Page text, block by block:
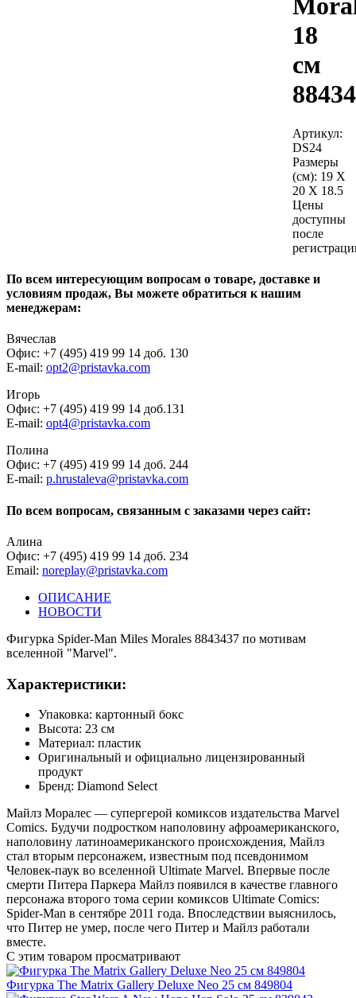
18
см
Артикул:
DS24
Размеры
(см): 19 X
20 X 18.5
Цены
доступны
после
По всем интересующим вопросам о товаре, доставке и
условиям продаж, Вы можете обратиться к нашим
менеджерам:
Вячеслав
Офис: +7 (495) 419 99 14 доб. 130
E-mail: opt2@pristavka.com
Игорь
Офис: +7 (495) 419 99 14 доб.131
E-mail: opt4@pristavka.com
Полина
Офис: +7 (495) 419 99 14 доб. 244
E-mail: p.hrustaleva@pristavka.com
По всем вопросам, связанным с заказами через сайт:
Алина
Офис: +7 (495) 419 99 14 доб. 234
Email: noreplay@pristavka.com
ОПИСАНИЕ
НОВОСТИ
Фигурка Spider-Man Miles Morales 8843437 по мотивам
вселенной "Marvel".
Характеристики:
Упаковка: картонный бокс
Высота: 23 см
Материал: пластик
Оригинальный и официально лицензированный
продукт
Бренд: Diamond Select
Майлз Моралес — супергерой комиксов издательства Marvel
Comics. Будучи подростком наполовину афроамериканского,
наполовину латиноамериканского происхождения, Майлз
стал вторым персонажем, известным под псевдонимом
Человек-паук во вселенной Ultimate Marvel. Впервые после
смерти Питера Паркера Майлз появился в качестве главного
персонажа второго тома серии комиксов Ultimate Comics:
Spider-Man в сентябре 2011 года. Впоследствии выяснилось,
что Питер не умер, после чего Питер и Майлз работали
вместе.
С этим товаром просматривают
Фигурка The Matrix Gallery Deluxe Neo 25 см 849804